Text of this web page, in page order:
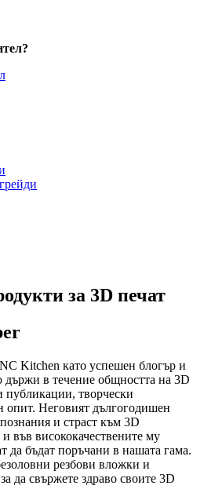
за 3D печат
Kitchen като успешен блогър и
държи в течение общността на 3D
публикации, творчески
опит. Неговият дългогодишен
и страст към 3D
във висококачествените му
да бъдат поръчани в нашата гама.
резбови вложки и
да свържете здраво своите 3D